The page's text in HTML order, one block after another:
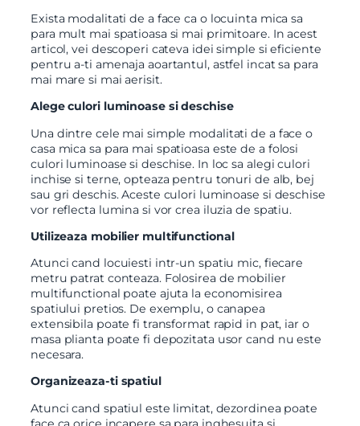
Exista modalitati de a face ca o locuinta mica sa
para mult mai spatioasa si mai primitoare. In acest
articol, vei descoperi cateva idei simple si eficiente
pentru a-ti amenaja aoartantul, astfel incat sa para
mai mare si mai aerisit.
Alege culori luminoase si deschise
Una dintre cele mai simple modalitati de a face o
casa mica sa para mai spatioasa este de a folosi
culori luminoase si deschise. In loc sa alegi culori
inchise si terne, opteaza pentru tonuri de alb, bej
sau gri deschis. Aceste culori luminoase si deschise
vor reflecta lumina si vor crea iluzia de spatiu.
Utilizeaza mobilier multifunctional
Atunci cand locuiesti intr-un spatiu mic, fiecare
metru patrat conteaza. Folosirea de mobilier
multifunctional poate ajuta la economisirea
spatiului pretios. De exemplu, o canapea
extensibila poate fi transformat rapid in pat, iar o
masa plianta poate fi depozitata usor cand nu este
necesara.
Organizeaza-ti spatiul
Atunci cand spatiul este limitat, dezordinea poate